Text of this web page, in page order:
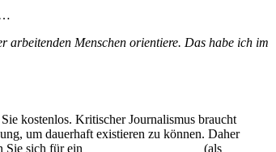
…
Menschen orientiere. Das habe ich im
kostenlos. Kritischer Journalismus braucht
um dauerhaft existieren zu können. Daher
Sie sich für ein
(als